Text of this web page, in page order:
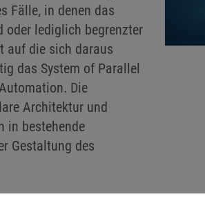
Fälle, in denen das
oder lediglich begrenzter
auf die sich daraus
das System of Parallel
Die
Architektur und
in bestehende
Gestaltung des